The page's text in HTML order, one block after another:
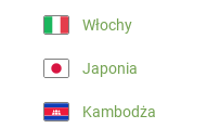
Włochy
Japonia
Kambodża